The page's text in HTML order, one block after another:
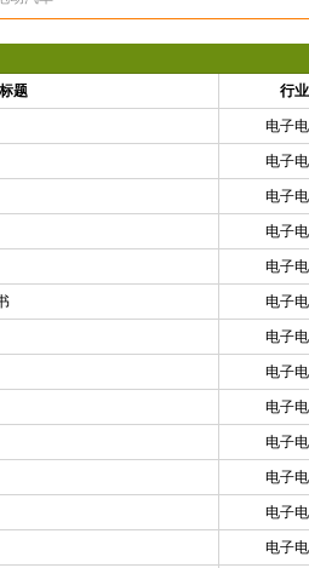
题 行业
电子
电子
电子
电子
电子
电子
电子
电子
电子
电子
电子
电子
电子